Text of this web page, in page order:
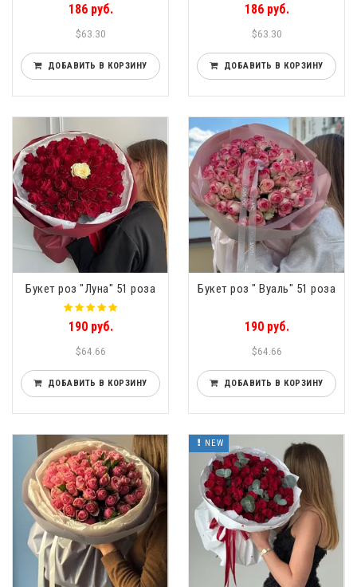
186 руб.
$63.30
ДОБАВИТЬ В КОРЗИНУ
186 руб.
$63.30
ДОБАВИТЬ В КОРЗИНУ
Букет роз "Луна" 51 роза
190 руб.
$64.66
ДОБАВИТЬ В КОРЗИНУ
Букет роз " Вуаль" 51 роза
190 руб.
$64.66
ДОБАВИТЬ В КОРЗИНУ
NEW